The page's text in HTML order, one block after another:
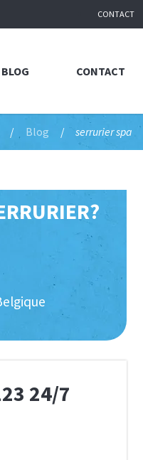
CONTACT
BLOG CONTACT
Blog serrurier spa
24/7